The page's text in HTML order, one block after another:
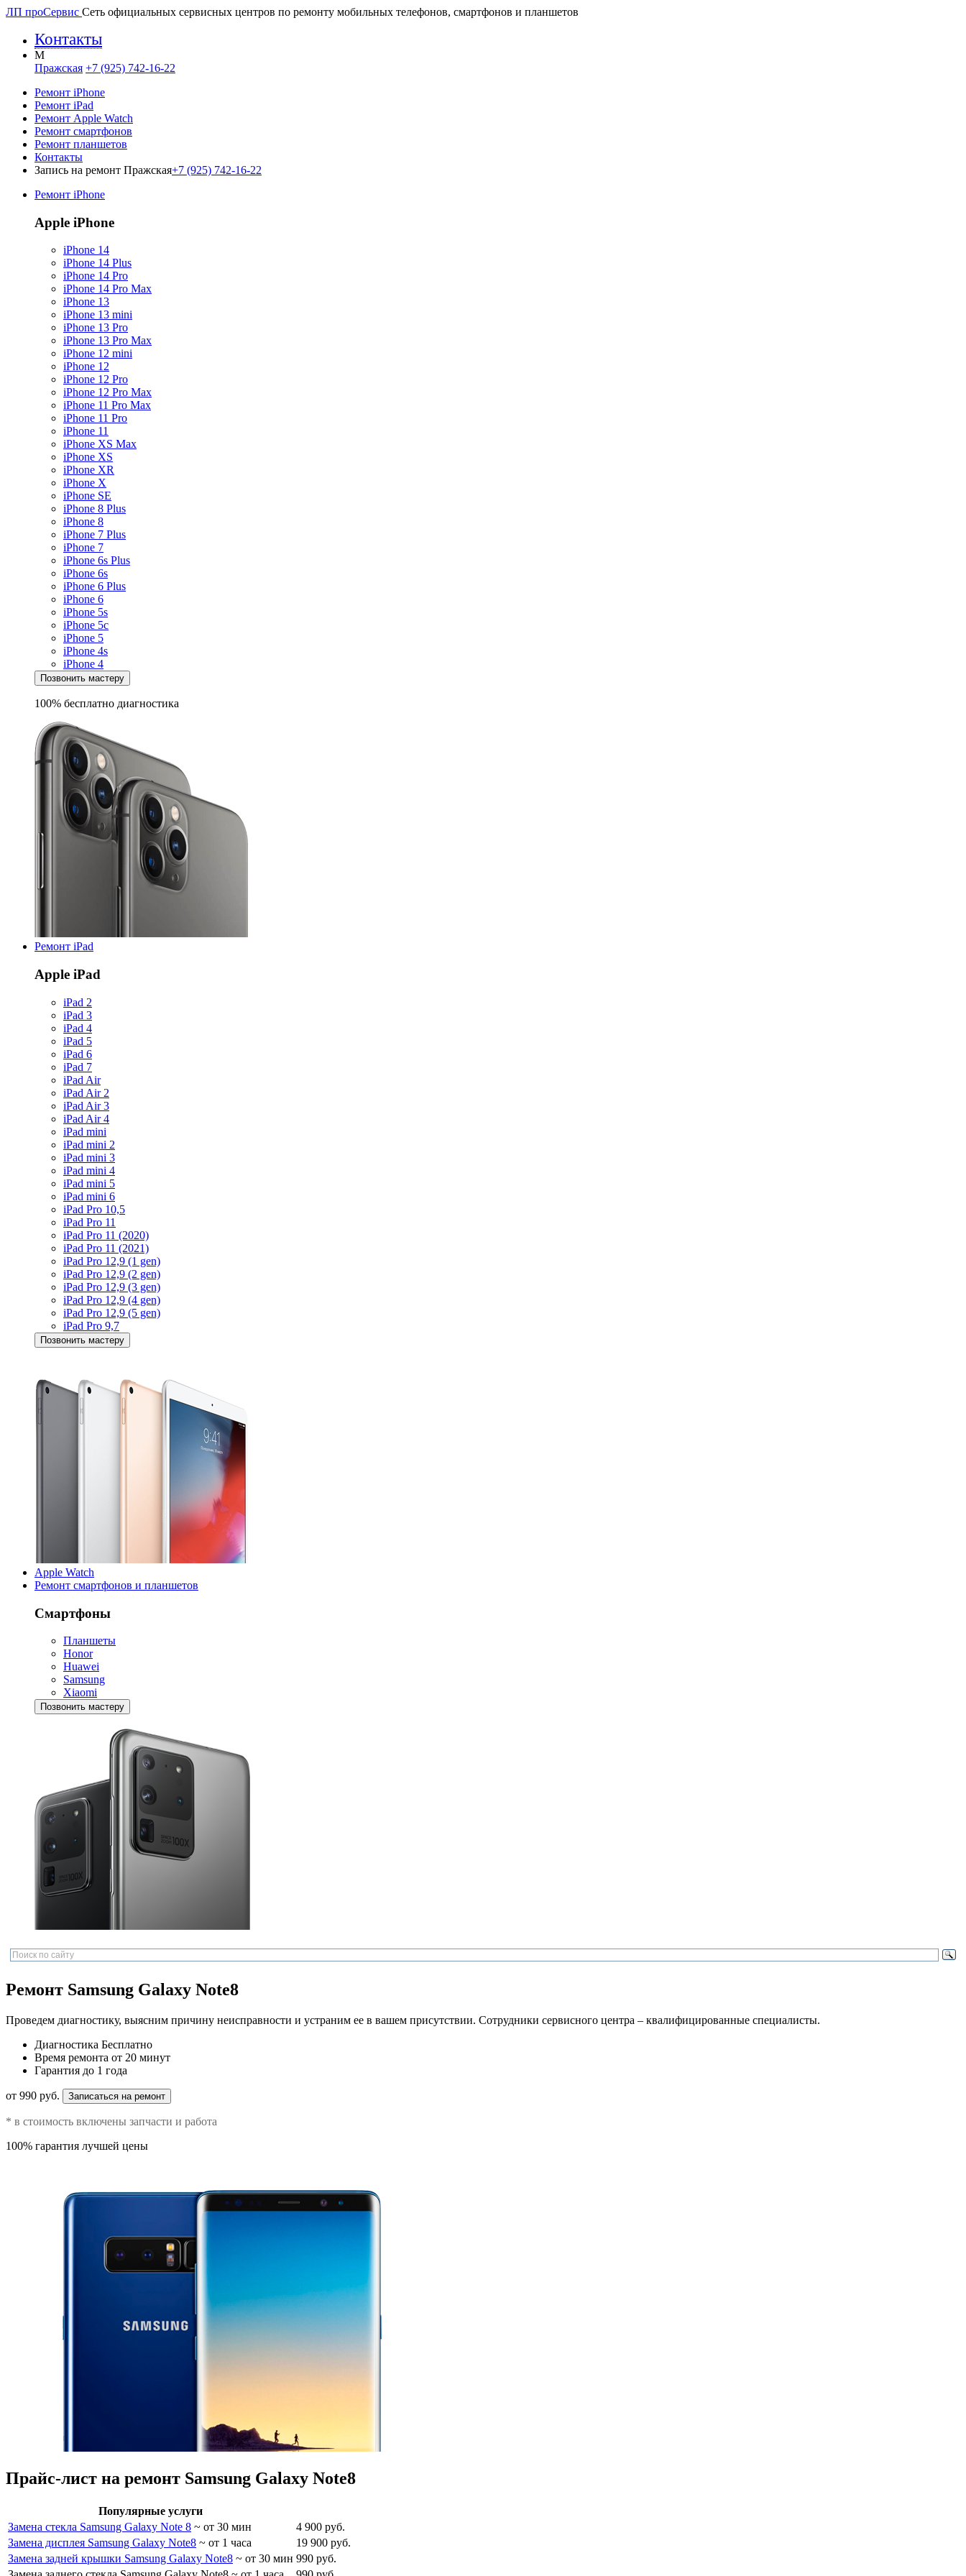
ЛП проСервис Сеть официальных сервисных центров по ремонту мобильных телефонов, смартфонов и планшетов
Контакты
M
Пражская +7 (925) 742-16-22
Ремонт iPhone
Ремонт iPad
Ремонт Apple Watch
Ремонт смартфонов
Ремонт планшетов
Контакты
Запись на ремонт Пражская+7 (925) 742-16-22
Ремонт iPhone
Apple iPhone
iPhone 14
iPhone 14 Plus
iPhone 14 Pro
iPhone 14 Pro Max
iPhone 13
iPhone 13 mini
iPhone 13 Pro
iPhone 13 Pro Max
iPhone 12 mini
iPhone 12
iPhone 12 Pro
iPhone 12 Pro Max
iPhone 11 Pro Max
iPhone 11 Pro
iPhone 11
iPhone XS Max
iPhone XS
iPhone XR
iPhone X
iPhone SE
iPhone 8 Plus
iPhone 8
iPhone 7 Plus
iPhone 7
iPhone 6s Plus
iPhone 6s
iPhone 6 Plus
iPhone 6
iPhone 5s
iPhone 5c
iPhone 5
iPhone 4s
iPhone 4
Позвонить мастеру
100% бесплатно диагностика
Ремонт iPad
Apple iPad
iPad 2
iPad 3
iPad 4
iPad 5
iPad 6
iPad 7
iPad Air
iPad Air 2
iPad Air 3
iPad Air 4
iPad mini
iPad mini 2
iPad mini 3
iPad mini 4
iPad mini 5
iPad mini 6
iPad Pro 10,5
iPad Pro 11
iPad Pro 11 (2020)
iPad Pro 11 (2021)
iPad Pro 12,9 (1 gen)
iPad Pro 12,9 (2 gen)
iPad Pro 12,9 (3 gen)
iPad Pro 12,9 (4 gen)
iPad Pro 12,9 (5 gen)
iPad Pro 9,7
Позвонить мастеру
Apple Watch
Ремонт смартфонов и планшетов
Смартфоны
Планшеты
Honor
Huawei
Samsung
Xiaomi
Позвонить мастеру
Ремонт Samsung Galaxy Note8
Проведем диагностику, выясним причину неисправности и устраним ее в вашем присутствии. Сотрудники сервисного центра – квалифицированные специалисты.
Диагностика Бесплатно
Время ремонта от 20 минут
Гарантия до 1 года
от 990 руб. Записаться на ремонт
* в стоимость включены запчасти и работа
100% гарантия лучшей цены
Прайс-лист на ремонт Samsung Galaxy Note8
Популярные услуги
Замена стекла Samsung Galaxy Note 8 ~ от 30 мин
4 900 руб.
Замена дисплея Samsung Galaxy Note8 ~ от 1 часа
19 900 руб.
Замена задней крышки Samsung Galaxy Note8 ~ от 30 мин 990 руб.